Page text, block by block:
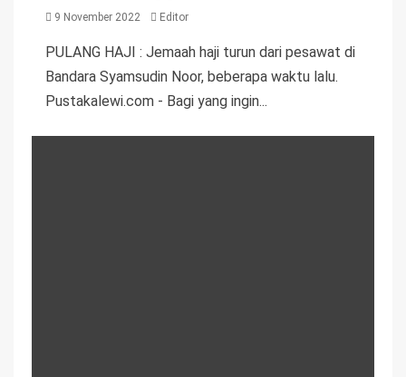
9 November 2022 Editor
PULANG HAJI : Jemaah haji turun dari pesawat di
Bandara Syamsudin Noor, beberapa waktu lalu.
Pustakalewi.com - Bagi yang ingin...